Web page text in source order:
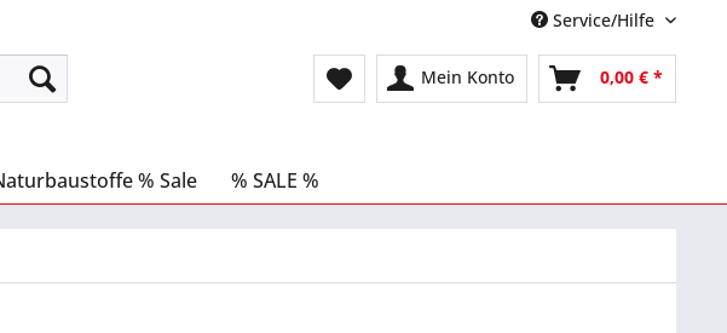
Service/Hilfe
Mein Konto 0,00 € *
% Sale % SALE %